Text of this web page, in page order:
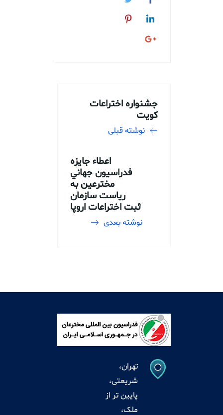
جشنواره اختراعات
کویت
نوشته قبلی
اعطاء جايزه
فدراسيون جهاني
مخترعين به
رياست سازمان
ثبت اختراعات اروپا
نوشته بعدی
تهران،
شریعتی،
پایین تر از
ملک،